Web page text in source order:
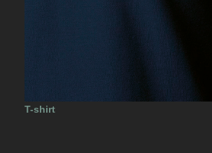
T-shirt